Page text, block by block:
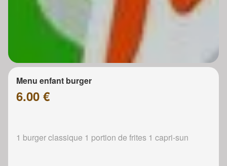
Menu enfant burger
6.00 €
1 burger classique 1 portion de frites 1 capri-sun